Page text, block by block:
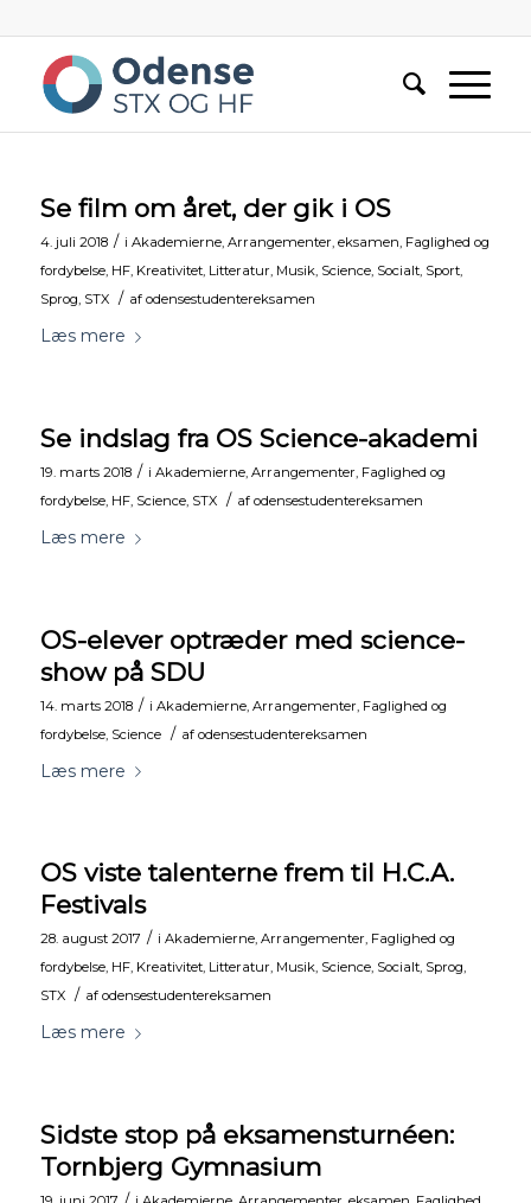
Se film om året, der gik i OS
4. juli 2018 / i Akademierne, Arrangementer, eksamen, Faglighed og
fordybelse, HF, Kreativitet, Litteratur, Musik, Science, Socialt, Sport,
Sprog, STX / af odensestudentereksamen
Læs mere
Se indslag fra OS Science-akademi
19. marts 2018 / i Akademierne, Arrangementer, Faglighed og
fordybelse, HF, Science, STX / af odensestudentereksamen
Læs mere
OS-elever optræder med science-
show på SDU
14. marts 2018 / i Akademierne, Arrangementer, Faglighed og
fordybelse, Science / af odensestudentereksamen
Læs mere
OS viste talenterne frem til H.C.A.
Festivals
28. august 2017 / i Akademierne, Arrangementer, Faglighed og
fordybelse, HF, Kreativitet, Litteratur, Musik, Science, Socialt, Sprog,
STX
/ af odensestudentereksamen
Læs mere
Sidste stop på eksamensturnéen:
Tornbjerg Gymnasium